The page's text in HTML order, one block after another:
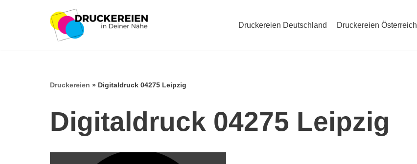
Druckereien Deutschland Druckereien Österreich
Druckereien » Digitaldruck 04275 Leipzig
Digitaldruck 04275 Leipzig